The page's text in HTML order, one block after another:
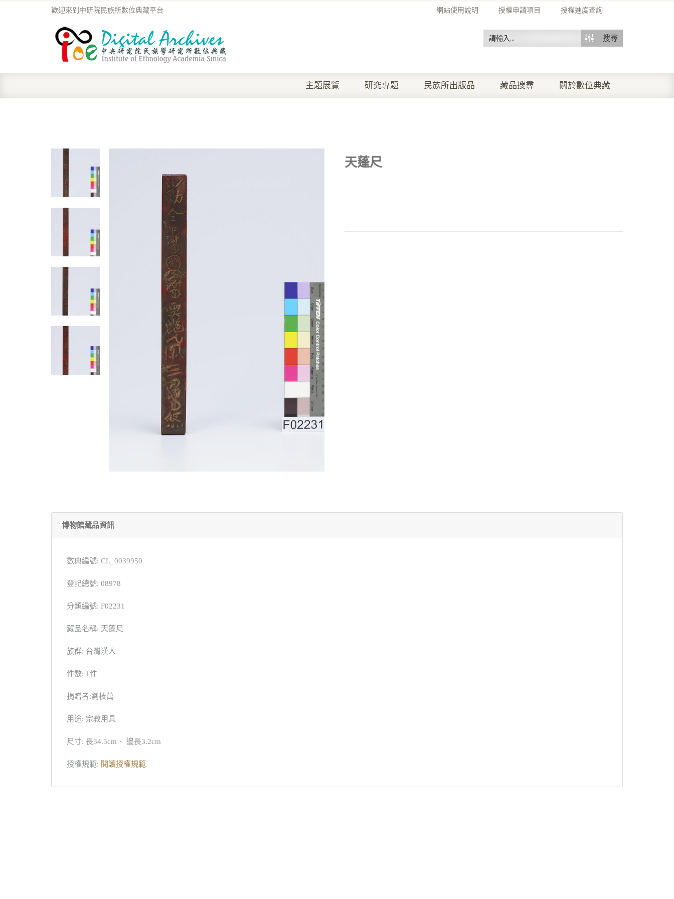
網站使用說明 授權申請項目 授權進度查詢
歡迎來到中研院民族所數位典藏平台
搜尋
主題展覽 研究專題 民族所出版品 藏品搜尋 關於數位典藏
天蓬尺
博物館藏品資訊
數典編號: CL_0039950
登記總號: 08978
分類編號: F02231
藏品名稱: 天蓬尺
族群: 台灣漢人
件數: 1件
捐贈者:劉枝萬
用途: 宗教用具
尺寸: 長34.5cm、 邊長3.2cm
授權規範: 閱讀授權規範